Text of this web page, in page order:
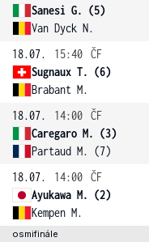
Sanesi G. (5)
Van Dyck N.
18.07. 15:40 ČF
Sugnaux T. (6)
Brabant M.
18.07.
14:00 ČF
Caregaro M. (3)
Partaud M. (7)
18.07.
14:00 ČF
Ayukawa M. (2)
Kempen M.
osmifinále